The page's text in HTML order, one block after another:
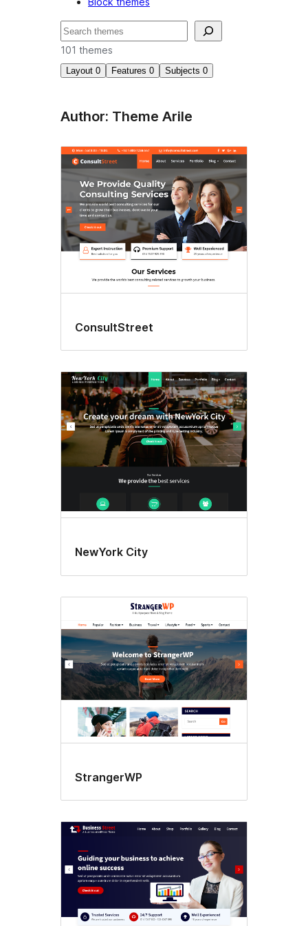
Suchen
101 themes
Layout 0 Features 0 Subjects 0
Author: Theme Arile
ConsultStreet
NewYork City
StrangerWP